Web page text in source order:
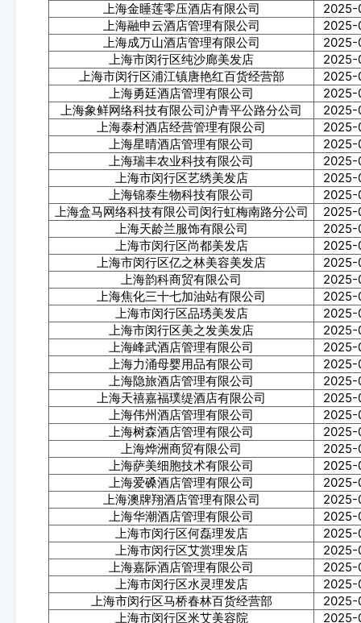
上海金睡莲零压酒店有限公司
2025-
上海融申云酒店管理有限公司
2025-
上海成万山酒店管理有限公司
2025-
上海市闵行区纯沙廊美发店
2025-
上海市闵行区浦江镇唐艳红百货经营部
2025-
上海勇廷酒店管理有限公司
2025-
上海象鲜网络科技有限公司沪青平公路分公司
2025-
上海泰村酒店经营管理有限公司
2025-
上海星晴酒店管理有限公司
2025-
上海瑞丰农业科技有限公司
2025-
上海市闵行区艺绣美发店
2025-
上海锦泰生物科技有限公司
2025-
上海盒马网络科技有限公司闵行虹梅南路分公司
2025-
上海天龄兰服饰有限公司
2025-
上海市闵行区尚都美发店
2025-
上海市闵行区亿之林美容美发店
2025-
上海韵科商贸有限公司
2025-
上海焦化三十七加油站有限公司
2025-
上海市闵行区品琇美发店
2025-
上海市闵行区美之发美发店
2025-
上海峰武酒店管理有限公司
2025-
上海力涌母婴用品有限公司
2025-
上海隐旅酒店管理有限公司
上海天禧嘉福璞缇酒店有限公司
上海伟州酒店管理有限公司
上海树森酒店管理有限公司
上海烨洲商贸有限公司
上海萨美细胞技术有限公司
上海爱磉酒店管理有限公司
上海澳牌翔酒店管理有限公司
上海华潮酒店管理有限公司
上海市闵行区何磊理发店
上海市闵行区艾赏理发店
上海嘉际酒店管理有限公司
上海市闵行区水灵理发店
上海市闵行区马桥春林百货经营部
上海市闵行区米艾美容院